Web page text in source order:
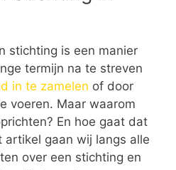
stichting is een manier
termijn na te streven
in te zamelen of door
voeren. Maar waarom
En hoe gaat dat
artikel gaan wij langs alle
over een stichting en